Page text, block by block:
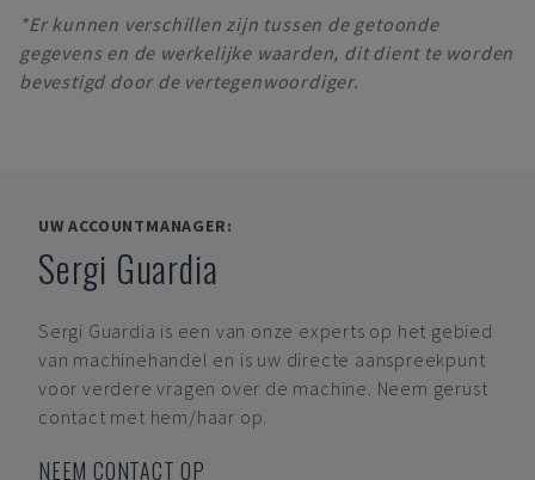
*Er kunnen verschillen zijn tussen de getoonde
gegevens en de werkelijke waarden, dit dient te worden
bevestigd door de vertegenwoordiger.
UW ACCOUNTMANAGER:
Sergi Guardia
Sergi Guardia is een van onze experts op het gebied
van machinehandel en is uw directe aanspreekpunt
voor verdere vragen over de machine. Neem gerust
contact met hem/haar op.
NEEM CONTACT OP